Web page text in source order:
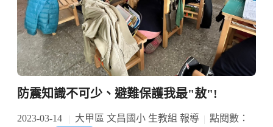
防震知識不可少、避難保護我最"敖"!
2023-03-14 大甲區 文昌國小 生教組 報導
點閱數：